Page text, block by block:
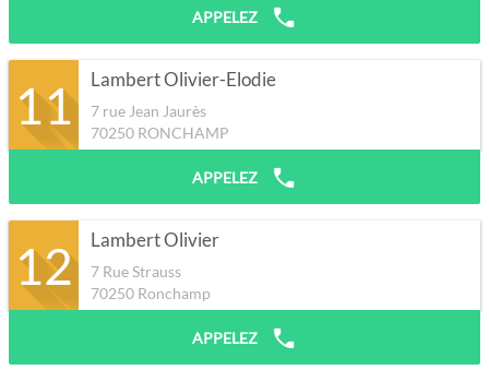
APPELEZ
11 Lambert Olivier-Elodie
7 rue Jean Jaurès
70250 RONCHAMP
APPELEZ
12 Lambert Olivier
7 Rue Strauss
70250 Ronchamp
APPELEZ